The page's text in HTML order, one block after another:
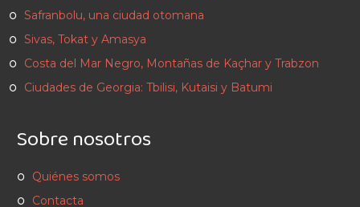
Safranbolu, una ciudad otomana
Sivas, Tokat y Amasya
Costa del Mar Negro, Montañas de Kaçhar y Trabzon
Ciudades de Georgia: Tbilisi, Kutaisi y Batumi
Sobre nosotros
Quiénes somos
Contacta